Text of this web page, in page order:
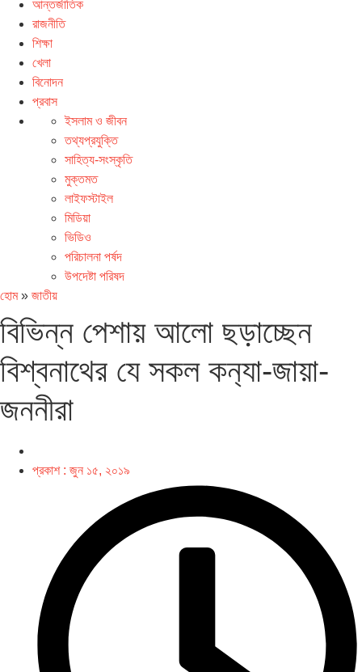
আন্তর্জাতিক
রাজনীতি
শিক্ষা
খেলা
বিনোদন
প্রবাস
ইসলাম ও জীবন
তথ্যপ্রযুক্তি
সাহিত্য-সংস্কৃতি
মুক্তমত
লাইফস্টাইল
মিডিয়া
ভিডিও
পরিচালনা পর্ষদ
উপদেষ্টা পরিষদ
হোম» জাতীয়
বিভিন্ন পেশায় আলো ছড়াচ্ছেন
বিশ্বনাথের যে সকল কন‌্যা-জায়া-
জননীরা
প্রকাশ : জুন ১৫, ২০১৯